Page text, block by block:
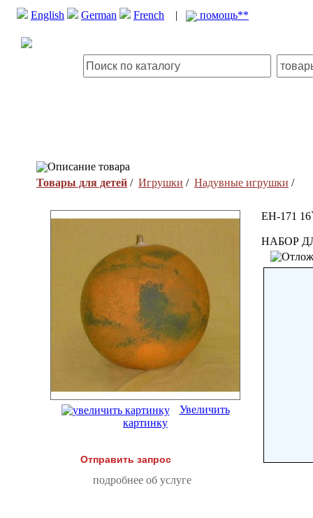
English German French | помощь**
Описание товара
Товары для детей / Игрушки / Надувные игрушки /
Увеличить
картинку
Отправить запрос
подробнее об услуге
EH-171
НАБОР